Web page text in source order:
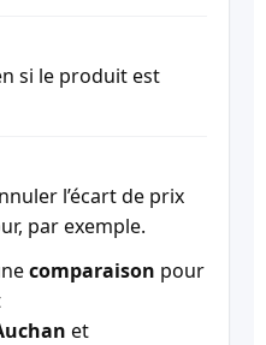
si le produit est
l’écart de prix
par exemple.
comparaison pour
et